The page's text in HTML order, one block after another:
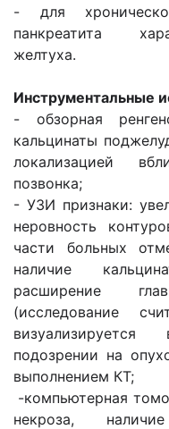
- для
панкреатита
желтуха.
Инструментальные
- обзорная
кальцинаты
локализацией
позвонка;
- УЗИ признаки:
неровность
части больных
наличие
расширение
(исследование
подозрении на
выполнением КТ;
-компьютерная
некроза,